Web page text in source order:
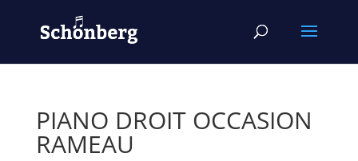
PIANO DROIT OCCASION
RAMEAU